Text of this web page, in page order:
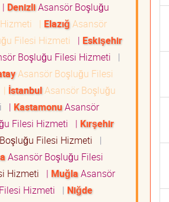
| DenizliAsansör Boşluğu
| ElazığAsansör
Filesi Hizmeti | Eskişehir
Boşluğu Filesi Hizmeti
|
Asansör Boşluğu Filesi
| İstanbulAsansör Boşluğu
| KastamonuAsansör
Filesi Hizmeti | Kırşehir
Filesi Hizmeti
|
Asansör Boşluğu Filesi
Hizmeti | MuğlaAsansör
Hizmeti | Niğde